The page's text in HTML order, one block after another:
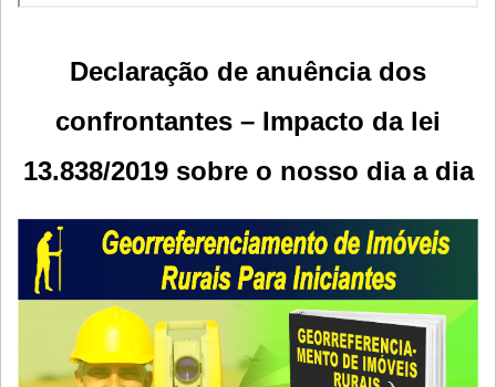
Declaração de anuência dos
confrontantes – Impacto da lei
13.838/2019 sobre o nosso dia a dia